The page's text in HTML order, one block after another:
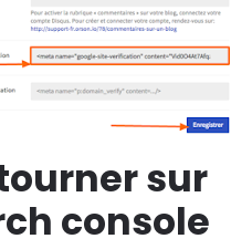
sur
console